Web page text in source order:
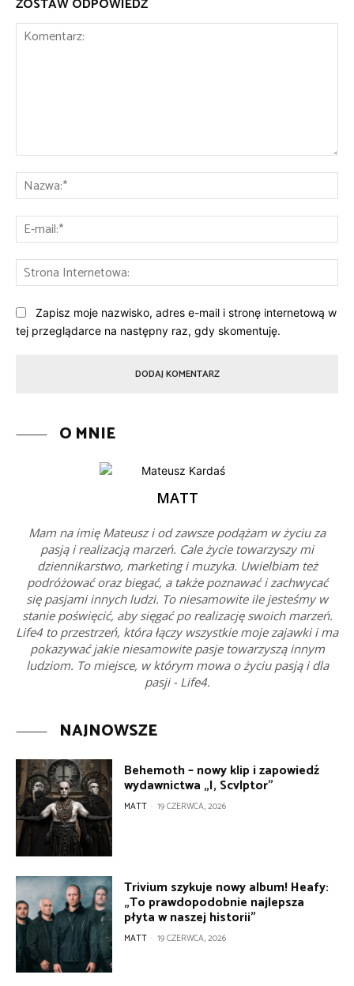
ZOSTAW ODPOWIEDŹ
Zapisz moje nazwisko, adres e-mail i stronę internetową w
tej przeglądarce na następny raz, gdy skomentuję.
O MNIE
MATT
Mam na imię Mateusz i od zawsze podążam w życiu za
pasją i realizacją marzeń. Cale życie towarzyszy mi
dziennikarstwo, marketing i muzyka. Uwielbiam też
podróżować oraz biegać, a także poznawać i zachwycać
się pasjami innych ludzi. To niesamowite ile jesteśmy w
stanie poświęcić, aby sięgać po realizację swoich marzeń.
Life4 to przestrzeń, która łączy wszystkie moje zajawki i ma
pokazywać jakie niesamowite pasje towarzyszą innym
ludziom. To miejsce, w którym mowa o życiu pasją i dla
pasji - Life4.
NAJNOWSZE
Behemoth – nowy klip i zapowiedź
wydawnictwa „I, Scvlptor”
MATT - 19 CZERWCA, 2026
Trivium szykuje nowy album! Heafy:
„To prawdopodobnie najlepsza
płyta w naszej historii”
MATT - 19 CZERWCA, 2026